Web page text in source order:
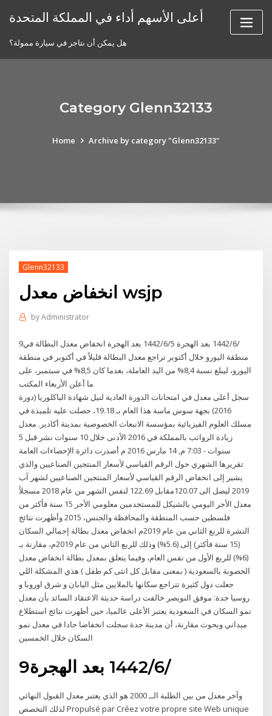
أعلى الأسهم أداء في المملكة المتحدة
هل يمكن أن نتاجر في سيارة ممولة؟
Category Glenn32133
Home Archive by category "Glenn32133"
Glenn32133
انخفاض معدل wsjp
byAdministrator
9‏‏/6‏‏/1442 بعد الهجرة 5‏‏/6‏‏/1442 بعد الهجرة انخفاض معدل البطالة في
منطقة اليورو خلال أكتوبر تراجع معدل البطالة قليلاً في أكتوبر في منطقة
اليورو، ليبلغ نسبة 8,4% من اليد العاملة، بعدما كان 8,5% في سبتمبر، على
ما أعلن الأربعاء المكتب
سجل أعلى معدل في امتحانات الدورة العادية لنيل شهادة الباكلوريا (دورة
2016) بجهة سوس ماسة هذا العام بـ 19.18، حصلت عليه تلميذة في
مسلك العلوم الفيزيائية بمؤسسة الانبعاث الخصوصية بمدينة أكادير. معدل
زيادة الرواتب بالمملكة في 2016 الأدنى خلال 10 سنوات نشر قبل 5
سنوات - 7:03 م, 14 مارس 2016 م أصدرت دائرة الإحصاءات العامة
تقريرها الشهري حول الرقم القياسي لأسعار المنتجين الصناعيين والذي
يشير إلى انخفاض الرقم القياسي لأسعار المنتجين الصناعيين لشهر آب
2019 ليصل الى 120.07مقابل 122.69 لنفس الشهر من عام 2018 مسجلاً
معدل الأجر اليومي بالشيكل للمستخدمين معلومي الأجر 15 سنة فأكثر من
فلسطين حسب المنطقة والمحافظة والجنس، 2015 وأظهرت نتائج
النشرة للربع الثاني من عام 2019م انخفاض معدل بطالة إجمالي السكان
(15 سنة فأكثر) إلى (5.6%) وذلك للربع الثاني من عام 2019م، مقارنة بـ
(6%) للربع الأول من نفس العام، وفيما يتعلق بمعدل بطالة انخفاض معدل
الخصوبة بالسعودية ( بمعنى مقابل كل انثى كم طفل ) هذي المشكلة اللي
جعلت دول كثيرة تتراجع سكانها بالملايين مثل اليابان و شرق اوروبا و
روسيا جدة: موفق النويصر خالفت دراسة حديثة الاعتقاد السائد بأن معدل
نمو السكان في السعودية يعتبر الأعلى عالميا، حين أظهرت نتائج استطلاع
ميداني وبحوث مقارنة، أن مدينة جدة سجلت انخفاضا حادا في معدل نمو
السكان خلال الخمسين
9‏‏/6‏‏/1442 بعد الهجرة
وآخر معدل من بين الطلبة الــ 2000 هو الذي يعتبر معدل القبول النهائي
لذلك التخصص Propulsé par Créez votre propre site Web unique